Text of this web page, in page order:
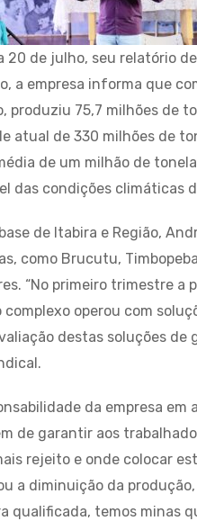
20 de julho, seu relatório
a empresa informa que
produziu 75,7 milhões de
atual de 330 milhões de
de um milhão de
das condições climáticas
de Itabira e Região,
como Brucutu,
“No primeiro trimestre
operou com
destas soluções
da empresa
de garantir aos
rejeito e onde colocar
a diminuição da
qualificada, temos minas